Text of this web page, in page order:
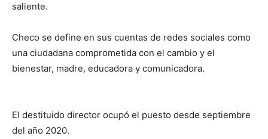
saliente.
Checo se define en sus cuentas de redes sociales como
una ciudadana comprometida con el cambio y el
bienestar, madre, educadora y comunicadora.
El destituido director ocupó el puesto desde septiembre
del año 2020.